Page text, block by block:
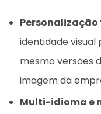
identidade visual
mesmo versões
imagem da
Multi-idioma e